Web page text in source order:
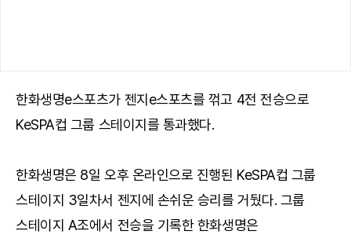
한화생명e스포츠가 젠지e스포츠를 꺾고 4전 전승으로
KeSPA컵 그룹 스테이지를 통과했다.
한화생명은 8일 오후 온라인으로 진행된 KeSPA컵 그룹
스테이지 3일차서 젠지에 손쉬운 승리를 거뒀다. 그룹
스테이지 A조에서 전승을 기록한 한화생명은